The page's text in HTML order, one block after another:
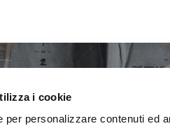
i cookie
per personalizzare contenuti ed